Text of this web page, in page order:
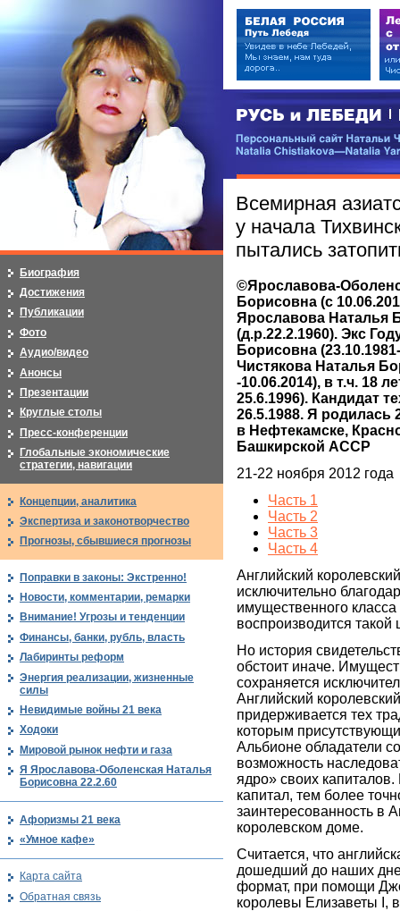
РУСЬ и ЛЕБЕДИ | RUSI —
Персональный сайт Натальи
Всемирная
у начала
пытались
©Ярославова-
Борисовна (с
Ярославова Наталья
(д.р.22.2.1960). Экс
Борисовна
Чистякова Наталья
-10.06.2014), в т.ч. 18
25.6.1996). Кандидат
26.5.1988. Я родилась
в Нефтекамске,
Башкирской АССР
21-22 ноября 2012 года
Часть 1
Часть 2
Часть 3
Часть 4
Английский
исключительно
имущественного класса
воспроизводится такой
Но история
обстоит иначе.
сохраняется
Английский
придерживается тех
которым
Альбионе обладатели
возможность
ядро» своих
капитал, тем более
заинтересованность в
королевском доме.
Считается, что
дошедший до наших
формат, при помощи
королевы Елизаветы I,
Биография
Достижения
Публикации
Фото
Аудио/видео
Анонсы
Презентации
Круглые столы
Пресс-конференции
Глобальные экономические
стратегии, навигации
Концепции, аналитика
Экспертиза и законотворчество
Прогнозы, сбывшиеся прогнозы
Поправки в законы: Экстренно!
Новости, комментарии, ремарки
Внимание! Угрозы и тенденции
Финансы, банки, рубль, власть
Лабиринты реформ
Энергия реализации, жизненные
силы
Невидимые войны 21 века
Ходоки
Мировой рынок нефти и газа
Я Ярославова-Оболенская Наталья
Борисовна 22.2.60
Афоризмы 21 века
«Умное кафе»
Карта сайта
Обратная связь